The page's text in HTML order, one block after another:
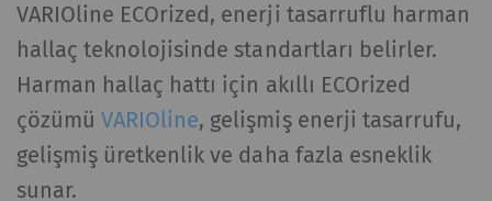
VARIOline ECOrized, enerji tasarruflu harman
hallaç teknolojisinde standartları belirler.
Harman hallaç hattı için akıllı ECOrized
çözümüVARIOline, gelişmiş enerji tasarrufu,
gelişmiş üretkenlik ve daha fazla esneklik
sunar.